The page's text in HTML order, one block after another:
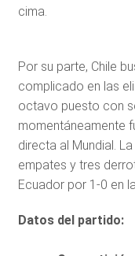
cima.
Por su parte, Chile
complicado en las
octavo puesto con
momentáneamente
directa al Mundial.
empates y tres
Ecuador por 1-0 en
Datos del partido: